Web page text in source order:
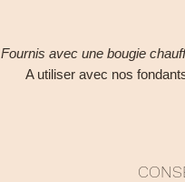
Fournis avec une bougie
A utiliser avec nos